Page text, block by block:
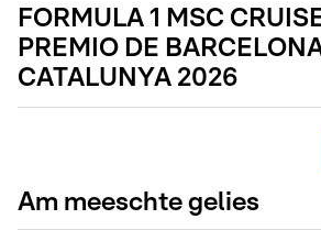
FORMULA 1 MSC
PREMIO DE
CATALUNYA 2026
Am meeschte gelies